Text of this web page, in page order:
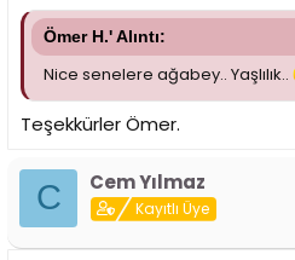
Ömer H.' Alıntı:
Nice senelere ağabey.. Yaşlılık..
Teşekkürler Ömer.
C Cem Yılmaz
Kayıtlı Üye